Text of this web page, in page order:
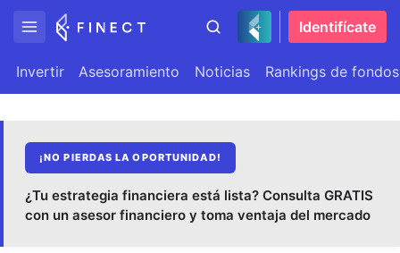
Identifícate
Invertir Asesoramiento Noticias Rankings de fondos
¡NO PIERDAS LA OPORTUNIDAD!
¿Tu estrategia financiera está lista? Consulta GRATIS
con un asesor financiero y toma ventaja del mercado